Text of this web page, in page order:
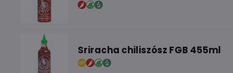
Sriracha chiliszósz FGB 455ml